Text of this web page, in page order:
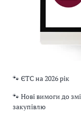
🐾 ЄТС на 2026 рік
🐾 Нові вимоги до
закупівлю